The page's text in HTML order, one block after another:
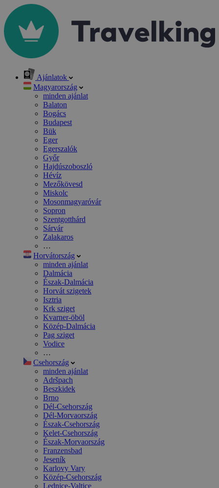
Ajánlatok
Magyarország
minden ajánlat
Balaton
Bogács
Budapest
Bük
Eger
Egerszalók
Győr
Hajdúszoboszló
Hévíz
Mezőkövesd
Miskolc
Mosonmagyaróvár
Sopron
Szentgotthárd
Sárvár
Zalakaros
…
Horvátország
minden ajánlat
Dalmácia
Észak-Dalmácia
Horvát szigetek
Isztria
Krk sziget
Kvarner-öböl
Közép-Dalmácia
Pag sziget
Vodice
…
Csehország
minden ajánlat
Adršpach
Beszkidek
Brno
Dél-Csehország
Dél-Morvaország
Észak-Csehország
Kelet-Csehország
Észak-Morvaország
Franzensbad
Jeseník
Karlovy Vary
Közép-Csehország
Lednice-Valtice